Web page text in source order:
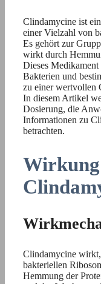
Clindamycine ist
einer Vielzahl von
Es gehört zur
wirkt durch
Dieses Medikament
Bakterien und
zu einer wertvollen
In diesem Artikel
Dosierung, die
Informationen zu
betrachten.
Clindamycine
bakteriellen
Hemmung der